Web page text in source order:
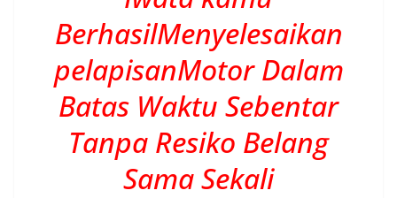
BerhasilMenyelesaikan
pelapisanMotor Dalam
Batas Waktu Sebentar
Tanpa Resiko Belang
Sama Sekali